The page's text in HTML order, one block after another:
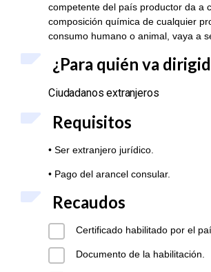
competente del país productor da a
composición química de cualquier
consumo humano o animal, vaya a
¿Para quién va
Ciudadanos extranjeros
Requisitos
• Ser extranjero jurídico.
• Pago del arancel consular.
Recaudos
Certificado habilitado por el
Documento de la habilitación.